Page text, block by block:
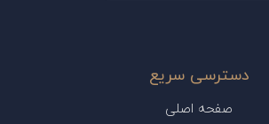
دسترسی سریع
صفحه اصلی